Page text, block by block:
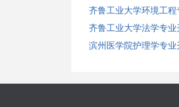
齐鲁工业大学环境工
齐鲁工业大学法学专
滨州医学院护理学专